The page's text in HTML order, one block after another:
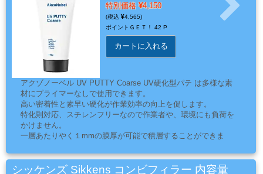
ッ
ー・
経
特別価格 4,150
4,565
ポイントＧＥＴ！ 42 P
カートに入れる
アクゾノーベル UV PUTTY Coarse UV硬化型パテ は多様な素
材にプライマーなしで使用できます。
高い密着性と素早い硬化が作業効率の向上を促します。
特化則対応、スチレンフリーなので作業者や、環境にも負荷を
かけません。
一層あたりやく１mmの膜厚が可能で積層することができま
積層時のサンディングは不要です。
硬化時間はお使いのUVライトの仕様によって異なりますが数
シッケンズ Sikkens コンビフィラー 内容量